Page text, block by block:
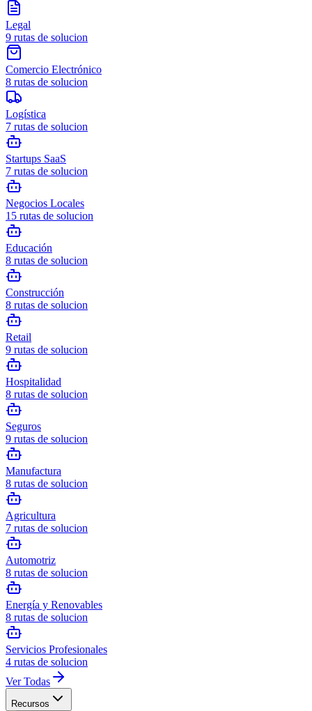
Legal
9 rutas de solucion
Comercio Electrónico
8 rutas de solucion
Logística
7 rutas de solucion
Startups SaaS
7 rutas de solucion
Negocios Locales
15 rutas de solucion
Educación
8 rutas de solucion
Construcción
8 rutas de solucion
Retail
9 rutas de solucion
Hospitalidad
8 rutas de solucion
Seguros
9 rutas de solucion
Manufactura
8 rutas de solucion
Agricultura
7 rutas de solucion
Automotriz
8 rutas de solucion
Energía y Renovables
8 rutas de solucion
Servicios Profesionales
4 rutas de solucion
Ver Todas
Recursos